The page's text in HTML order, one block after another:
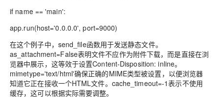
if name == 'main':
app.run(host='0.0.0.0', port=9000)
在这个例子中，send_file函数用于发送静态文件。
as_attachment=False表明文件不应作为附件下载，而是直接在浏
览器中展示，这等效于设置Content-Disposition: inline。
mimetype='text/html'确保正确的MIME类型被设置，以便浏览器
知道它正在接收一个HTML文件。cache_timeout=-1表示不使用
缓存，这可以根据实际需要调整。